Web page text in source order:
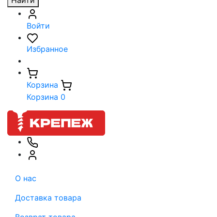
Войти
Избранное
Корзина
Корзина 0
О нас
Доставка товара